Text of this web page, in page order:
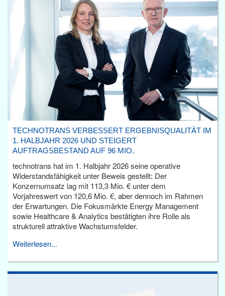
TECHNOTRANS VERBESSERT ERGEBNISQUALITÄT IM
1. HALBJAHR 2026 UND STEIGERT
AUFTRAGSBESTAND AUF 96 MIO.
technotrans hat im 1. Halbjahr 2026 seine operative
Widerstandsfähigkeit unter Beweis gestellt: Der
Konzernumsatz lag mit 113,3 Mio. € unter dem
Vorjahreswert von 120,6 Mio. €, aber dennoch im Rahmen
der Erwartungen. Die Fokusmärkte Energy Management
sowie Healthcare & Analytics bestätigten ihre Rolle als
strukturell attraktive Wachstumsfelder.
Weiterlesen...